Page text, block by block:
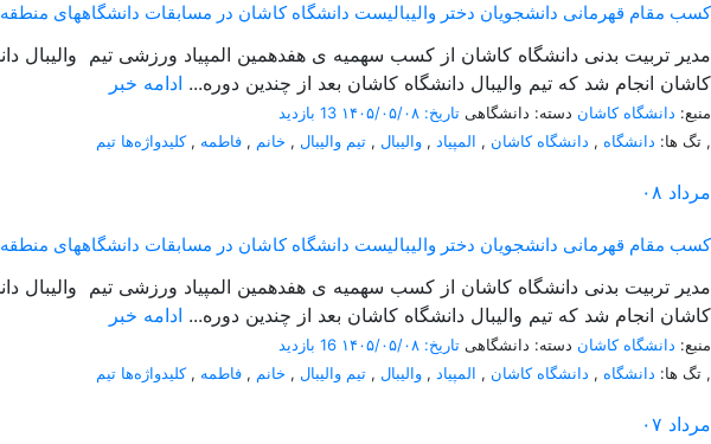
کسب مقام قهرمانی دانشجویان دختر والیبالیست دانشگاه کاشان در مسابقات دانشگاههای منطقه 6 کشور
کاشان انجام شد که تیم والیبال دانشگاه کاشان بعد از چندین دوره... ادامه خبر
منبع: دانشگاه کاشان دسته: دانشگاهی تاریخ: ۱۴۰۵/۰۵/۰۸
13 بازدید
تگ ها: دانشگاه , دانشگاه کاشان , المپیاد , والیبال , تیم والیبال , خانم , فاطمه ,کلیدواژه‌ها تیم ,
۰۸ مرداد
کسب مقام قهرمانی دانشجویان دختر والیبالیست دانشگاه کاشان در مسابقات دانشگاههای منطقه 6 کشور
کاشان انجام شد که تیم والیبال دانشگاه کاشان بعد از چندین دوره... ادامه خبر
منبع: دانشگاه کاشان دسته: دانشگاهی تاریخ: ۱۴۰۵/۰۵/۰۸
16 بازدید
تگ ها: دانشگاه , دانشگاه کاشان , المپیاد , والیبال , تیم والیبال , خانم , فاطمه ,کلیدواژه‌ها تیم ,
۰۷ مرداد